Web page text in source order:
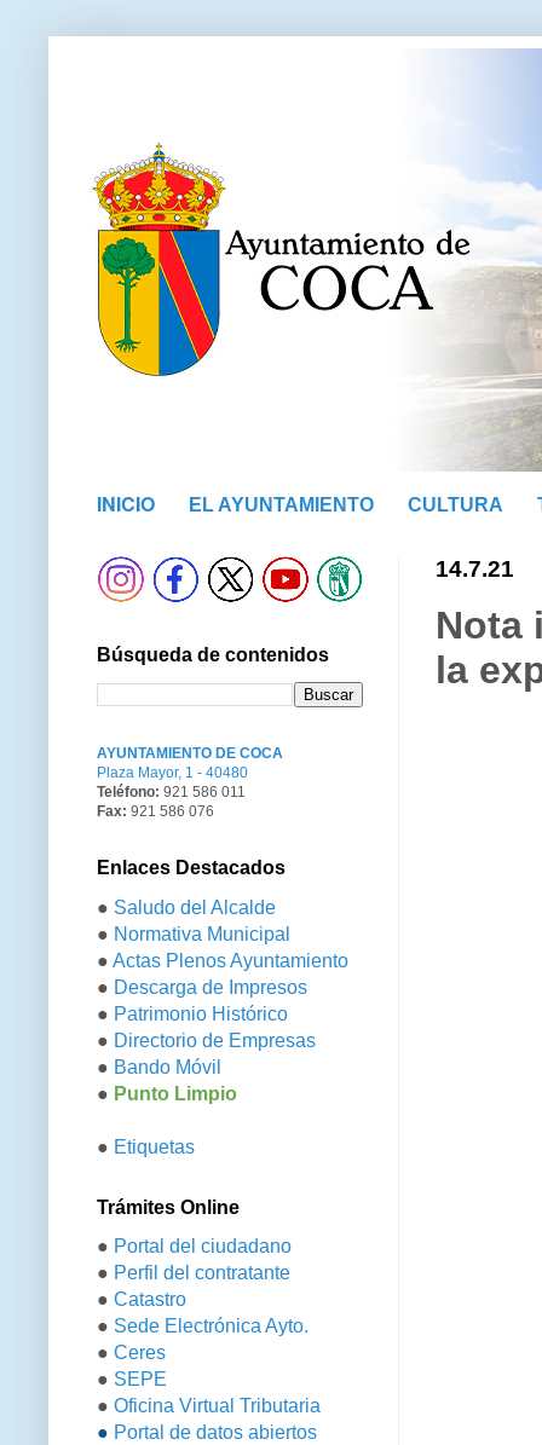
INICIO EL AYUNTAMIENTO CULTURA
14.7.21
Nota
la
Búsqueda de contenidos
AYUNTAMIENTO DE COCA
Plaza Mayor, 1 - 40480
Teléfono: 921 586 011
Fax: 921 586 076
Enlaces Destacados
● Saludo del Alcalde
● Normativa Municipal
● Actas Plenos Ayuntamiento
● Descarga de Impresos
● Patrimonio Histórico
● Directorio de Empresas
● Bando Móvil
● Punto Limpio
● Etiquetas
Trámites Online
● Portal del ciudadano
● Perfil del contratante
● Catastro
● Sede Electrónica Ayto.
● Ceres
● SEPE
● Oficina Virtual Tributaria
● Portal de datos abiertos